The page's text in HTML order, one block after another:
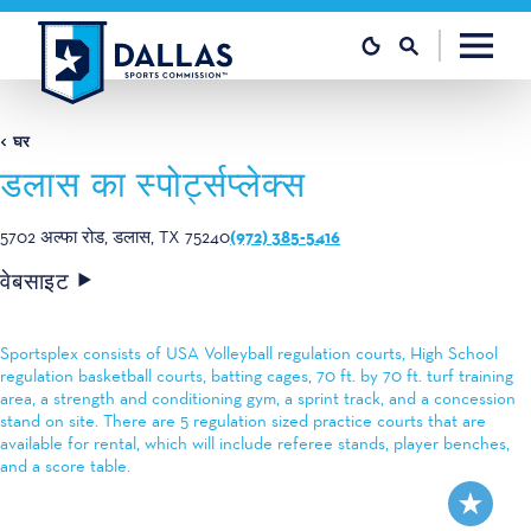
सामग्री पर जाएं
घर
डलास का स्पोर्ट्सप्लेक्स
5702 अल्फा रोड डलास, TX 75240(972) 385-5416
वेबसाइट
Sportsplex consists of USA Volleyball regulation courts, High School
regulation basketball courts, batting cages, 70 ft. by 70 ft. turf training
area, a strength and conditioning gym, a sprint track, and a concession
stand on site. There are 5 regulation sized practice courts that are
available for rental, which will include referee stands, player benches,
and a score table.